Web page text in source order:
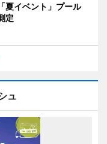
夏イベント」プール
定
ュ